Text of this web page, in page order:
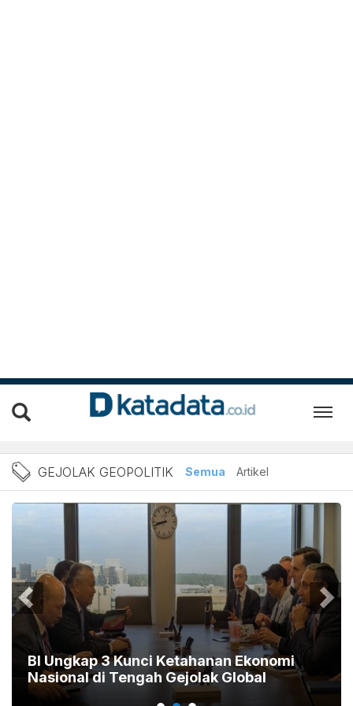
Berita Terbaru Gejolak
GEJOLAK GEOPOLITIK Semua Artikel
BI Ungkap 3 Kunci Ketahanan Ekonomi
Nasional di Tengah Gejolak Global